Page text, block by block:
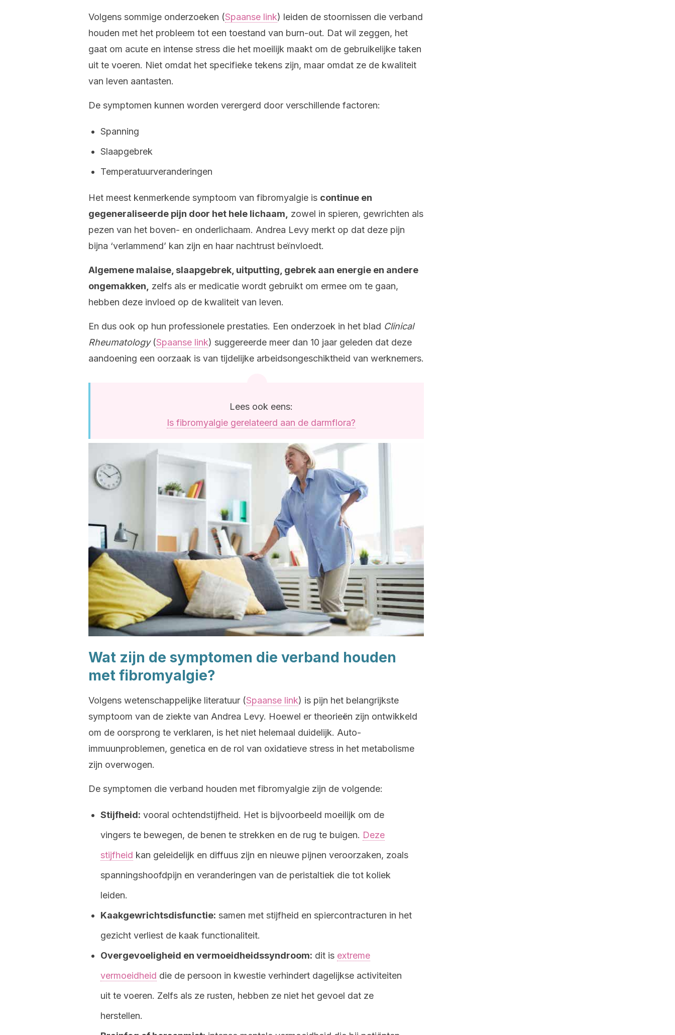
Volgens sommige onderzoeken (Spaanse link) leiden de stoornissen die verband
houden met het probleem tot een toestand van burn-out. Dat wil zeggen, het
gaat om acute en intense stress die het moeilijk maakt om de gebruikelijke taken
uit te voeren. Niet omdat het specifieke tekens zijn, maar omdat ze de kwaliteit
van leven aantasten.
De symptomen kunnen worden verergerd door verschillende factoren:
Spanning
Slaapgebrek
Temperatuurveranderingen
Het meest kenmerkende symptoom van fibromyalgie is continue en
gegeneraliseerde pijn door het hele lichaam,
zowel in spieren, gewrichten als
pezen van het boven- en onderlichaam. Andrea Levy merkt op dat deze pijn
bijna ‘verlammend’ kan zijn en haar nachtrust beïnvloedt.
Algemene malaise, slaapgebrek, uitputting, gebrek aan energie en andere
ongemakken,
zelfs als er medicatie wordt gebruikt om ermee om te gaan,
hebben deze invloed op de kwaliteit van leven.
En dus ook op hun professionele prestaties. Een onderzoek in het blad Clinical
Rheumatology(Spaanse link) suggereerde meer dan 10 jaar geleden dat deze
aandoening een oorzaak is van tijdelijke arbeidsongeschiktheid van werknemers.
Lees ook eens:
Is fibromyalgie gerelateerd aan de darmflora?
Wat zijn de symptomen die verband houden
met fibromyalgie?
Volgens wetenschappelijke literatuur (Spaanse link) is pijn het belangrijkste
symptoom van de ziekte van Andrea Levy. Hoewel er theorieën zijn ontwikkeld
om de oorsprong te verklaren, is het niet helemaal duidelijk. Auto-
immuunproblemen, genetica en de rol van oxidatieve stress in het metabolisme
zijn overwogen.
De symptomen die verband houden met fibromyalgie zijn de volgende:
Stijfheid: vooral ochtendstijfheid. Het is bijvoorbeeld moeilijk om de
vingers te bewegen, de benen te strekken en de rug te buigen. Deze
stijfheid kan geleidelijk en diffuus zijn en nieuwe pijnen veroorzaken, zoals
spanningshoofdpijn en veranderingen van de peristaltiek die tot koliek
leiden.
Kaakgewrichtsdisfunctie: samen met stijfheid en spiercontracturen in het
gezicht verliest de kaak functionaliteit.
Overgevoeligheid en vermoeidheidssyndroom: dit is extreme
vermoeidheid die de persoon in kwestie verhindert dagelijkse activiteiten
uit te voeren. Zelfs als ze rusten, hebben ze niet het gevoel dat ze
herstellen.